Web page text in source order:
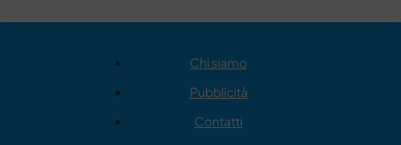
Chi siamo
Pubblicità
Contatti